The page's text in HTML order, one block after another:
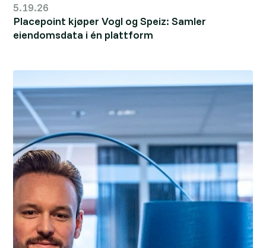
5.19.26
Placepoint kjøper Vogl og Speiz: Samler
eiendomsdata i én plattform